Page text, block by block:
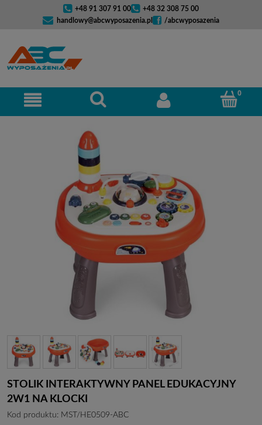
+48 91 307 91 00
+48 32 308 75 00
handlowy@abcwyposazenia.pl
/abcwyposazenia
STOLIK INTERAKTYWNY PANEL EDUKACYJNY
2W1 NA KLOCKI
Kod produktu: MST/HE0509-ABC